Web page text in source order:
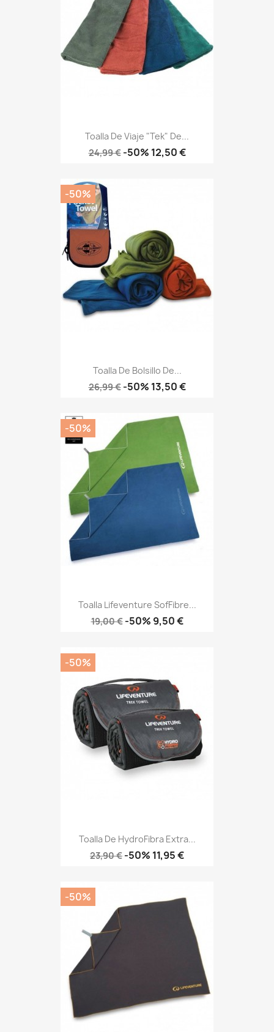
Toalla De Viaje "Tek" De...
Precio
24,99 € -50% Precio
12,50 €
Toalla De Bolsillo De...
Precio
26,99 € -50% Precio
13,50 €
-50%
Toalla Lifeventure SofFibre...
Precio
19,00 € -50% Precio
9,50 €
-50%
Toalla De HydroFibra Extra...
Precio
23,90 € -50% Precio
11,95 €
-50%
-50%